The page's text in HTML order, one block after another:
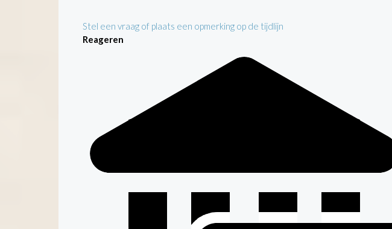
Stel een vraag of plaats een opmerking op de tijdlijn
Reageren